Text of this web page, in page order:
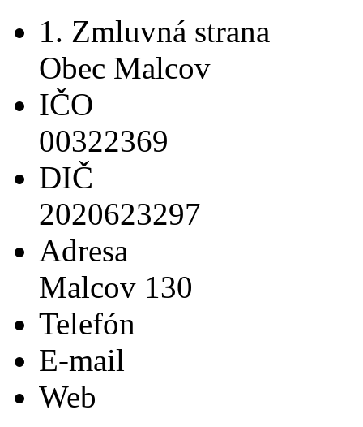
1. Zmluvná strana
Obec Malcov
IČO
00322369
DIČ
2020623297
Adresa
Malcov 130
Telefón
E-mail
Web